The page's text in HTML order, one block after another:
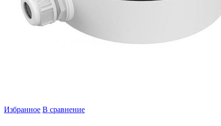
Избранное В сравнение